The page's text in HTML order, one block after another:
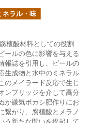
ネラル・味
植酸材料としての役割
ールの色に影響を与える
報誌を引用し、ビールの
生成物と水中のミネラル
のメイラード反応で生じ
ンブリッジを介して高分
か嫌気ボカシ肥作りにお
繋がり、腐植酸とメラノ